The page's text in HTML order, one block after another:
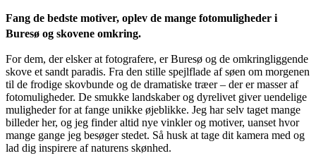
Fang de bedste motiver, oplev de mange fotomuligheder i
Buresø og skovene omkring.
For dem, der elsker at fotografere, er Buresø og de omkringliggende
skove et sandt paradis. Fra den stille spejlflade af søen om morgenen
til de frodige skovbunde og de dramatiske træer – der er masser af
fotomuligheder. De smukke landskaber og dyrelivet giver uendelige
muligheder for at fange unikke øjeblikke. Jeg har selv taget mange
billeder her, og jeg finder altid nye vinkler og motiver, uanset hvor
mange gange jeg besøger stedet. Så husk at tage dit kamera med og
lad dig inspirere af naturens skønhed.